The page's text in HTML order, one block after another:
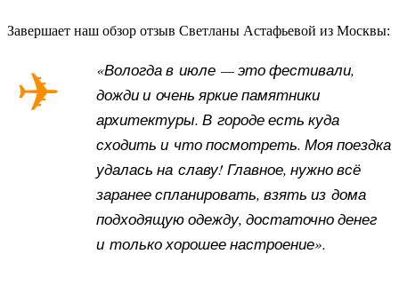
Завершает наш обзор отзыв Светланы Астафьевой из Москвы:
«Вологда в июле — это фестивали,
дожди и очень яркие памятники
архитектуры. В городе есть куда
сходить и что посмотреть. Моя поездка
удалась на славу! Главное, нужно всё
заранее спланировать, взять из дома
подходящую одежду, достаточно денег
и только хорошее настроение».